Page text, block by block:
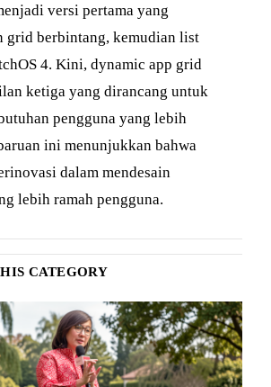
versi pertama yang
grid berbintang, kemudian list
4. Kini, dynamic app grid
ketiga yang dirancang untuk
pengguna yang lebih
ini menunjukkan bahwa
dalam mendesain
lebih ramah pengguna.
CATEGORY